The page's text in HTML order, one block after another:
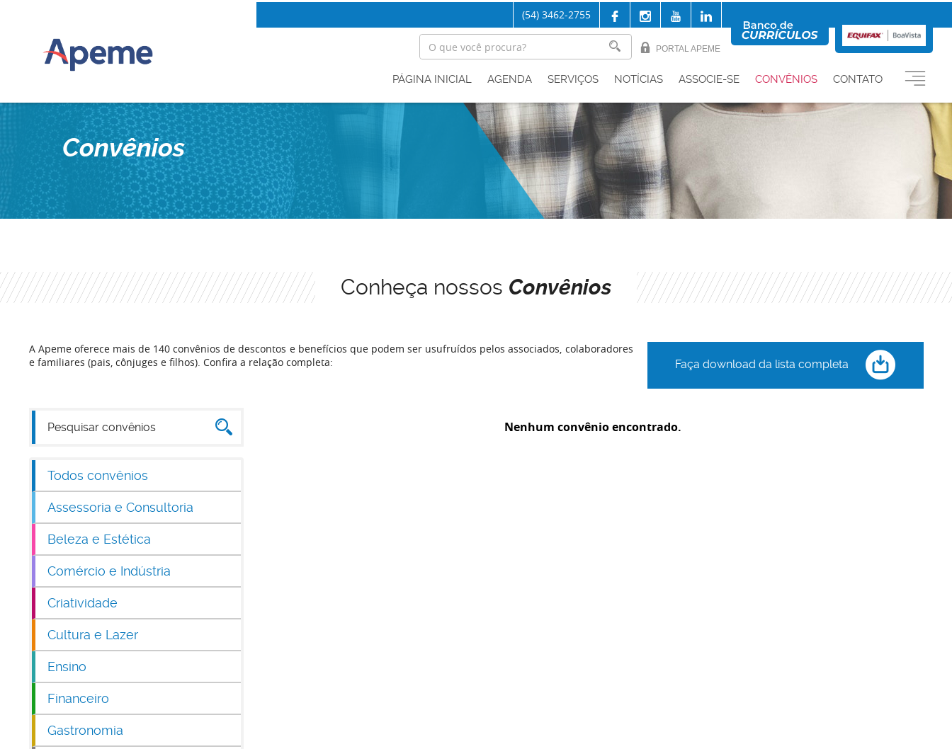
(54) 3462-2755
PORTAL APEME
PÁGINA INICIAL AGENDA SERVIÇOS NOTÍCIAS ASSOCIE-SE CONVÊNIOS CONTATO
Convênios
Conheça nossos Convênios
A Apeme oferece mais de 140 convênios de descontos e benefícios que podem ser usufruídos pelos associados, colaboradores
e familiares (pais, cônjuges e filhos). Confira a relação completa:
Faça download da lista completa
Todos convênios
Assessoria e Consultoria
Beleza e Estética
Comércio e Indústria
Criatividade
Cultura e Lazer
Ensino
Financeiro
Gastronomia
Nenhum convênio encontrado.